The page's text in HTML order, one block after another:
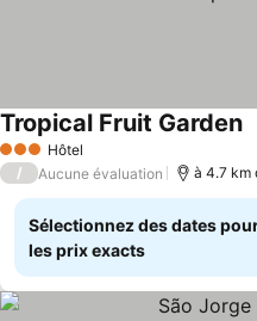
3 ÉtoilesHôtel
Tropical Fruit Garden
/ Aucune évaluation à 4.7 km
Sélectionnez des dates
les prix exacts